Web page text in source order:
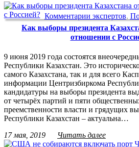
Комментарии экспертов,
Как выборы президента
отношении с
9 июня 2019 года состоятся
Республики Казахстан. Это
самого Казахстана, так и для всего
информации Центризбиркома
кандидатуры на выборы президента
от четырёх партий и пяти
преемственности власти и грядущих
Республики Казахстан – актуальна…
17 мая, 2019
Читать далее